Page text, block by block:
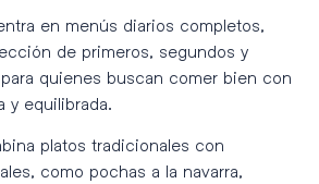
en menús diarios completos,
de primeros, segundos y
quienes buscan comer bien con
y equilibrada.
platos tradicionales con
como pochas a la navarra,